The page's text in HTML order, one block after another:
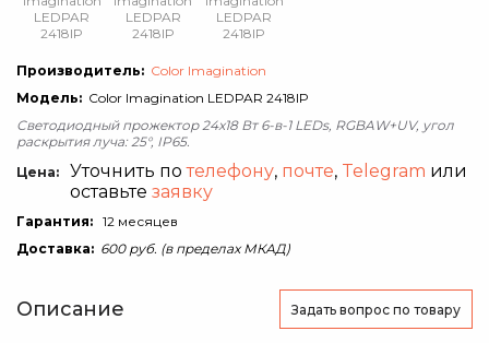
Производитель: Color Imagination
Модель: Color Imagination LEDPAR 2418IP
Светодиодный прожектор 24х18 Вт 6-в-1 LEDs, RGBAW+UV, угол
раскрытия луча: 25°, IP65.
Цена:
Уточнить потелефону, почте, Telegram или
оставьте заявку
Гарантия: 12 месяцев
Доставка: 600 руб. (в пределах МКАД)
Описание Задать вопрос по товару